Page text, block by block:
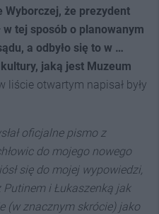
Wyborczej, że prezydent
tej sposób o planowanym
a odbyło się to w …
jaką jest Muzeum
liście otwartym napisał były
oficjalne pismo z
do mojego nowego
się do mojej wypowiedzi,
Putinem i Łukaszenką jak
(w znacznym skrócie) jako